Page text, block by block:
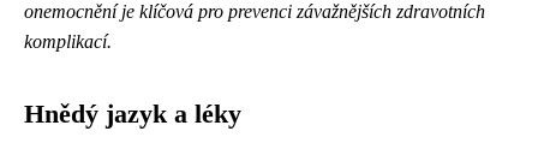
onemocnění je klíčová pro prevenci závažnějších zdravotních
komplikací.
Hnědý jazyk a léky